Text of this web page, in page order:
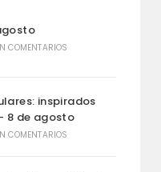
COMENTARIOS
inspirados
8 de agosto
COMENTARIOS